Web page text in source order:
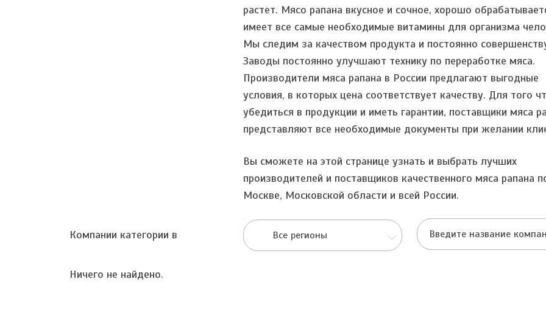
растет. Мясо рапана вкусное и сочное, хорошо
имеет все самые необходимые витамины для организма
Мы следим за качеством продукта и постоянно
Заводы постоянно улучшают технику по переработке мяса.
Производители мяса рапана в России предлагают выгодные
условия, в которых цена соответствует качеству. Для того
убедиться в продукции и иметь гарантии, поставщики мяса
представляют все необходимые документы при желании
Вы сможете на этой странице узнать и выбрать лучших
производителей и поставщиков качественного мяса рапана
Москве, Московской области и всей России.
Компании категории в Все регионы
Ничего не найдено.